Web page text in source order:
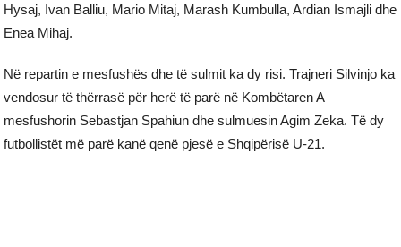
Hysaj, Ivan Balliu, Mario Mitaj, Marash Kumbulla, Ardian Ismajli dhe
Enea Mihaj.
Në repartin e mesfushës dhe të sulmit ka dy risi. Trajneri Silvinjo ka
vendosur të thërrasë për herë të parë në Kombëtaren A
mesfushorin Sebastjan Spahiun dhe sulmuesin Agim Zeka. Të dy
futbollistët më parë kanë qenë pjesë e Shqipërisë U-21.